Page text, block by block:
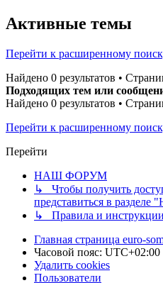
Активные темы
Перейти к расширенному
Найдено 0 результатов •
Подходящих тем или
Найдено 0 результатов •
Перейти к расширенному
Перейти
НАШ ФОРУМ
↳ Чтобы получить
представиться в
↳ Правила и
Главная страница euro-
Часовой пояс: UTC+02:00
Удалить cookies
Пользователи